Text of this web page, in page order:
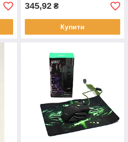
345,92 ₴
Купити